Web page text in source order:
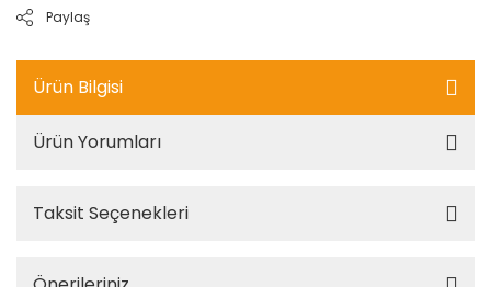
Paylaş
Ürün Bilgisi
Ürün Yorumları
Taksit Seçenekleri